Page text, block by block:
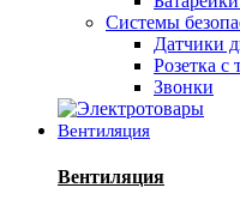
Системы
Датчики
Розетка с
Звонки
Вентиляция
Вентиляция